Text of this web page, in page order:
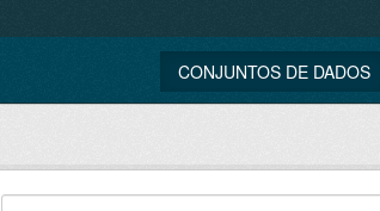
CONJUNTOS DE DADOS